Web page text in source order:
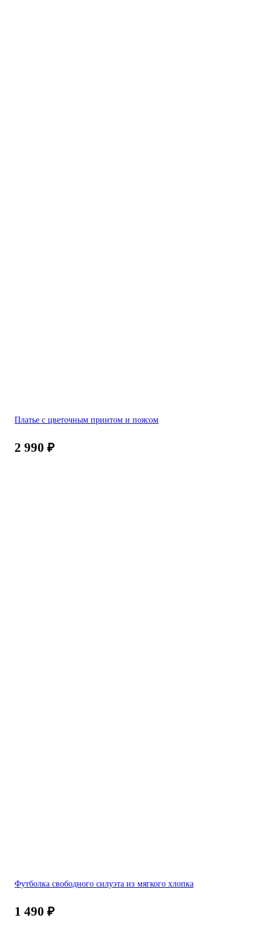
Платье с цветочным принтом и поясом
2 990 ₽
Футболка свободного силуэта из мягкого хлопка
1 490 ₽